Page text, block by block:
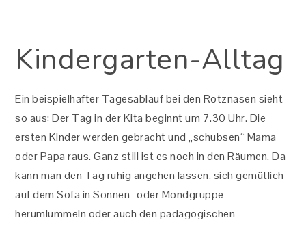
Kindergarten-Alltag
Ein beispielhafter Tagesablauf bei den Rotznasen sieht
so aus: Der Tag in der Kita beginnt um 7.30 Uhr. Die
ersten Kinder werden gebracht und „schubsen“ Mama
oder Papa raus. Ganz still ist es noch in den Räumen. Da
kann man den Tag ruhig angehen lassen, sich gemütlich
auf dem Sofa in Sonnen- oder Mondgruppe
herumlümmeln oder auch den pädagogischen